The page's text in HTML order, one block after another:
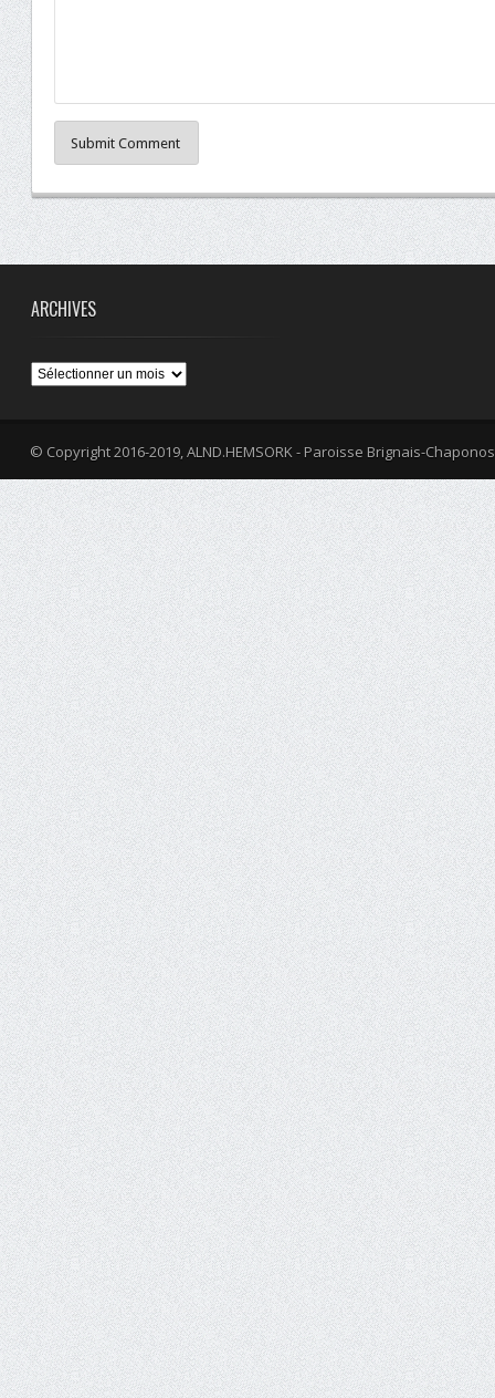
Submit Comment
ARCHIVES
Archives
© Copyright 2016-2019, ALND.HEMSORK - Paroisse Brignais-